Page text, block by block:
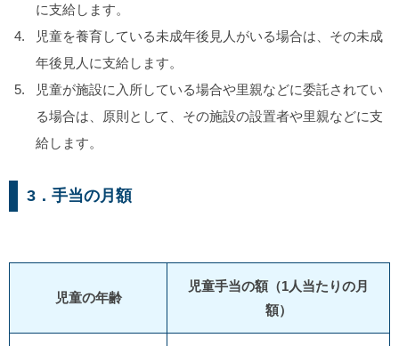
に支給します。
児童を養育している未成年後見人がいる場合は、 その未成
年後見人に支給します。
児童が施設に入所している場合や里親などに委託されてい
る場合は、原則として、 その施設の設置者や里親などに支
給します。
3．手当の月額
児童の年齢
児童手当の額（1人当たりの月
額）